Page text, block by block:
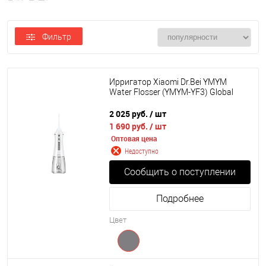
Фильтр
Ирригатор Xiaomi Dr.Bei YMYM
Water Flosser (YMYM-YF3) Global
2 025 руб. / шт
1 690 руб. / шт
Оптовая цена
Недоступно
Сообщить о поступлении
Подробнее
Цвет